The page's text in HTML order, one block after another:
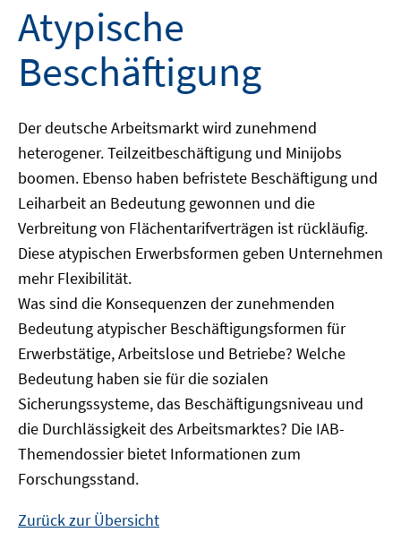
Atypische
Beschäftigung
Der deutsche Arbeitsmarkt wird zunehmend
heterogener. Teilzeitbeschäftigung und Minijobs
boomen. Ebenso haben befristete Beschäftigung und
Leiharbeit an Bedeutung gewonnen und die
Verbreitung von Flächentarifverträgen ist rückläufig.
Diese atypischen Erwerbsformen geben Unternehmen
mehr Flexibilität.
Was sind die Konsequenzen der zunehmenden
Bedeutung atypischer Beschäftigungsformen für
Erwerbstätige, Arbeitslose und Betriebe? Welche
Bedeutung haben sie für die sozialen
Sicherungssysteme, das Beschäftigungsniveau und
die Durchlässigkeit des Arbeitsmarktes? Die IAB-
Themendossier bietet Informationen zum
Forschungsstand.
Zurück zur Übersicht